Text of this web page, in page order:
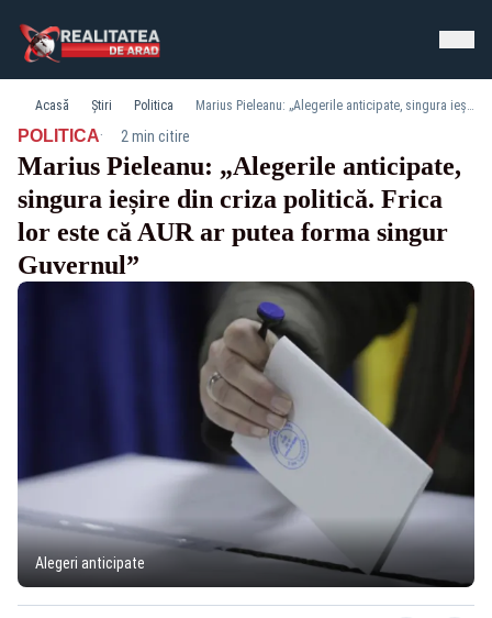
Acasă Știri Politica Marius Pieleanu: „Alegerile anticipate, singura ieșire din criza politică. Frica lor este că AUR ar putea forma singur Guvernul”
POLITICA· 2 min citire
Marius Pieleanu: „Alegerile anticipate,
singura ieșire din criza politică. Frica
lor este că AUR ar putea forma singur
Guvernul”
Alegeri anticipate